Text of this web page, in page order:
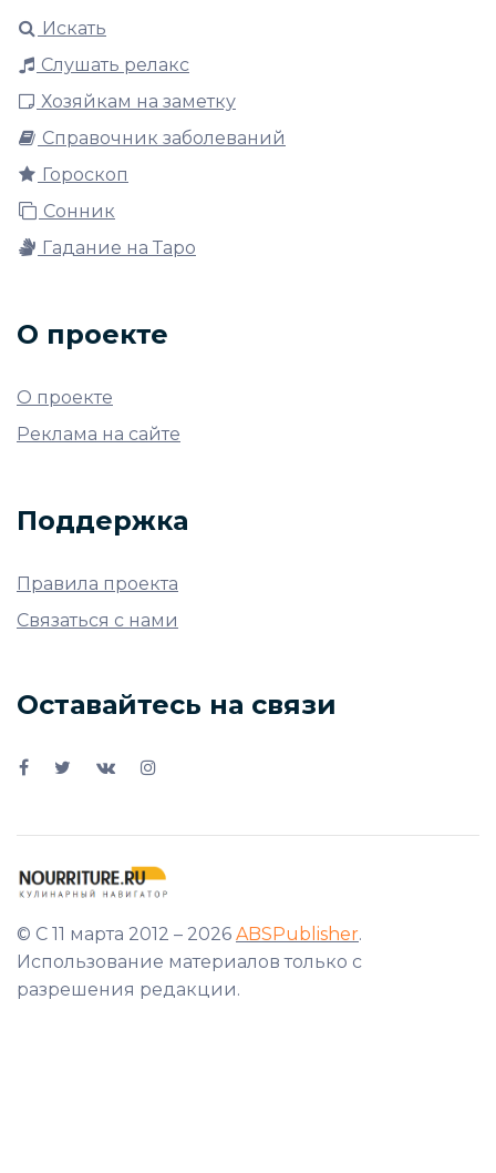
Искать
Слушать релакс
Хозяйкам на заметку
Справочник заболеваний
Гороскоп
Сонник
Гадание на Таро
О проекте
О проекте
Реклама на сайте
Поддержка
Правила проекта
Связаться с нами
Оставайтесь на связи
© С 11 марта 2012 – 2026 ABSPublisher.
Использование материалов только с
разрешения редакции.